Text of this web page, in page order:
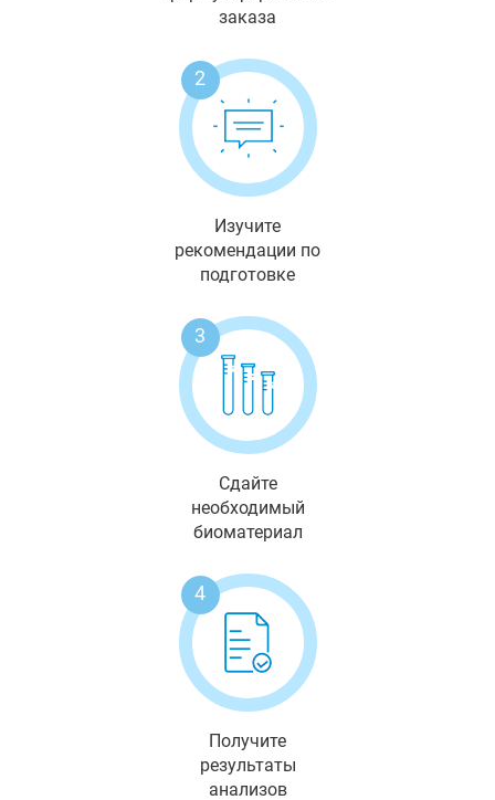
заказа
2
Изучите
рекомендации по
подготовке
3
Сдайте
необходимый
биоматериал
4
Получите
результаты
анализов